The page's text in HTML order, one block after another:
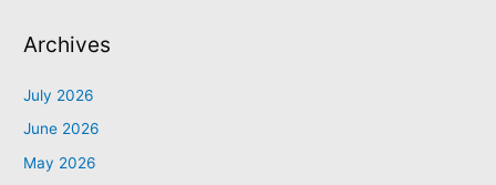
Archives
July 2026
June 2026
May 2026